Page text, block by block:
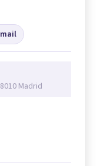
Madrid